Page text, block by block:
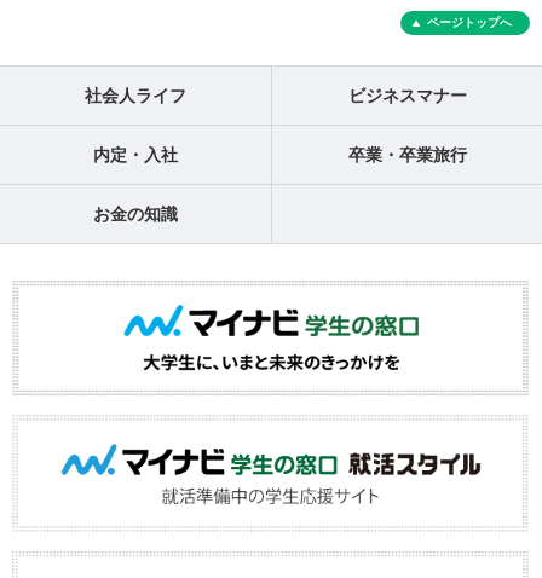
ページトップへ
社会人ライフ ビジネスマナー
内定・入社 卒業・卒業旅行
お金の知識